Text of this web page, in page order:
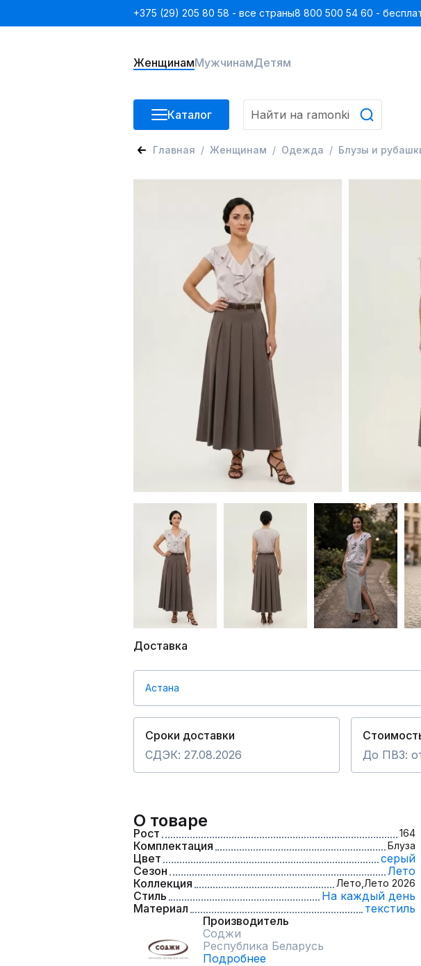
+375 (29) 205 80 58 - все страны8 800 500 54 60 -
ЖенщинамМужчинамДетям
Каталог
Главная Женщинам Одежда Блузы и
Доставка
Астана
Сроки доставки
СДЭК: 27.08.2026
До ПВЗ:
О товаре
Рост 164
Комплектация Блуза
Цвет
серый
Сезон
Лето
Коллекция
Лето, Лето 2026
Стиль
На каждый день
Материал
текстиль
Производитель
Соджи
Республика Беларусь
Подробнее